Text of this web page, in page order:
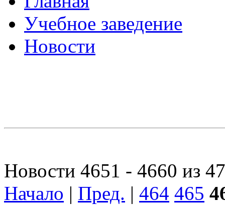
Учебное заведение
Новости
Новости 4651 - 4660 из
Начало | Пред. | 464 465